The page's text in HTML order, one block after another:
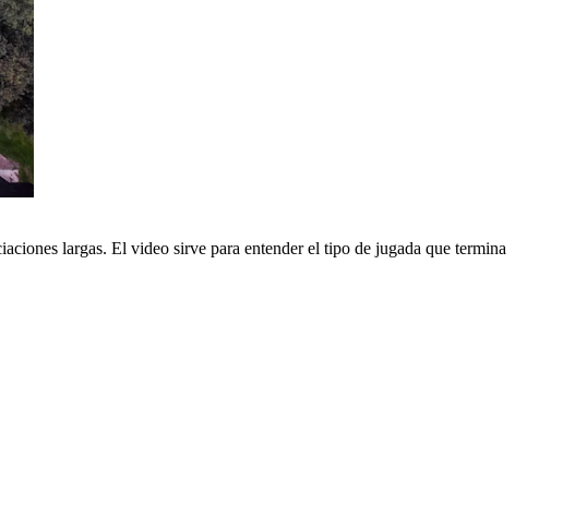
largas. El video sirve para entender el tipo de jugada que termina